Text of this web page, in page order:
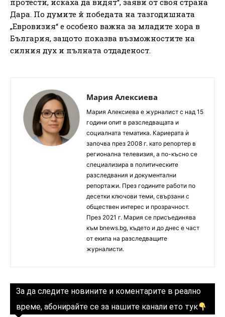
протести, искаха да видят“, заяви от своя страна
Дара. По думите й победата на тазгодишната
„Евровизия“ е особено важна за младите хора в
България, защото показва възможностите на
силния дух и пълната отдаденост.
Мария Алексиева
Мария Алексиева е журналист с над 15
години опит в разследващата и
социалната тематика. Кариерата ѝ
започва през 2008 г. като репортер в
регионална телевизия, а по-късно се
специализира в политическите
разследвания и документални
репортажи. През годините работи по
десетки ключови теми, свързани с
обществен интерес и прозрачност.
През 2021 г. Мария се присъединява
към bnews.bg, където и до днес е част
от екипа на разследващите
журналисти.
За да следите новините и коментарите в реално
време, абонирайте се за нашите канали ето тук